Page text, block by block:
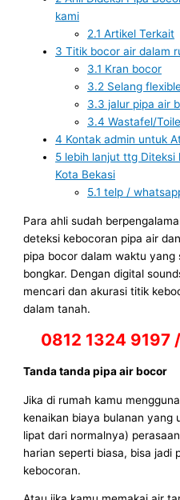
kami
2.1 Artikel Terkait
3 Titik bocor air dalam
3.1 Kran bocor
3.2 Selang
3.3 jalur pipa air
3.4 Wastafel/
4 Kontak admin untuk
5 lebih lanjut ttg Diteksi
Kota Bekasi
5.1 telp /
Para ahli sudah
deteksi kebocoran pipa air
pipa bocor dalam waktu
bongkar. Dengan digital
mencari dan akurasi titik
dalam tanah.
0812 1324 9197
Tanda tanda pipa air bocor
Jika di rumah kamu
kenaikan biaya bulanan yang
lipat dari normalnya)
harian seperti biasa, bisa jadi
kebocoran.